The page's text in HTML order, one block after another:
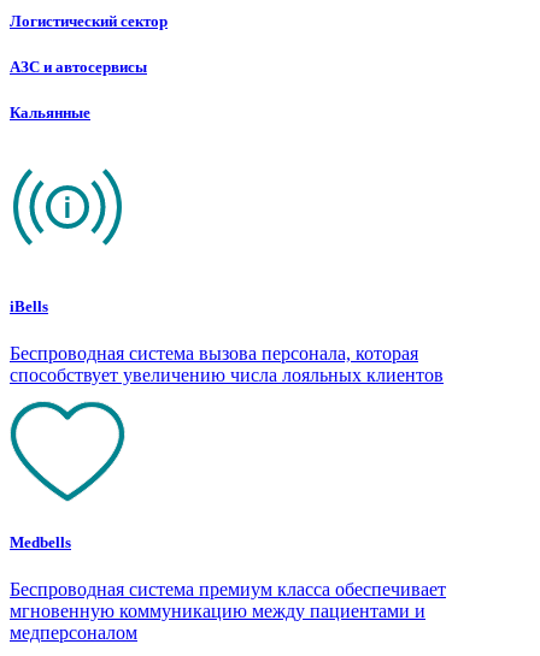
Логистический сектор
АЗС и автосервисы
Кальянные
iBells
Беспроводная система вызова персонала, которая
способствует увеличению числа лояльных клиентов
Medbells
Беспроводная система премиум класса обеспечивает
мгновенную коммуникацию между пациентами и
медперсоналом